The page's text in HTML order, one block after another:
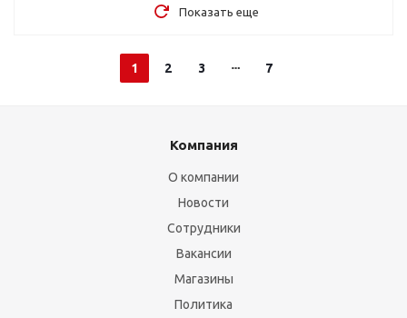
Показать еще
1 2 3 7
Компания
О компании
Новости
Сотрудники
Вакансии
Магазины
Политика